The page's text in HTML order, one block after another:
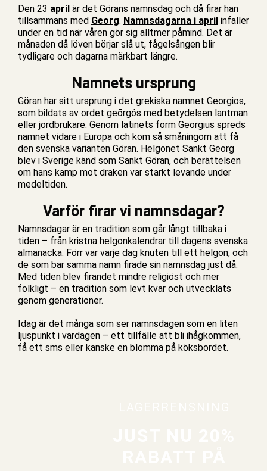
Den 23 april är det Görans namnsdag och då firar han
tillsammans med Georg. Namnsdagarna i april infaller
under en tid när våren gör sig alltmer påmind. Det är
månaden då löven börjar slå ut, fågelsången blir
tydligare och dagarna märkbart längre.
Namnets ursprung
Göran har sitt ursprung i det grekiska namnet Georgios,
som bildats av ordet geōrgós med betydelsen lantman
eller jordbrukare. Genom latinets form Georgius spreds
namnet vidare i Europa och kom så småningom att få
den svenska varianten Göran. Helgonet Sankt Georg
blev i Sverige känd som Sankt Göran, och berättelsen
om hans kamp mot draken var starkt levande under
medeltiden.
Varför firar vi namnsdagar?
Namnsdagar är en tradition som går långt tillbaka i
tiden – från kristna helgonkalendrar till dagens svenska
almanacka. Förr var varje dag knuten till ett helgon, och
de som bar samma namn firade sin namnsdag just då.
Med tiden blev firandet mindre religiöst och mer
folkligt – en tradition som levt kvar och utvecklats
genom generationer.
Idag är det många som ser namnsdagen som en liten
ljuspunkt i vardagen – ett tillfälle att bli ihågkommen,
få ett sms eller kanske en blomma på köksbordet.